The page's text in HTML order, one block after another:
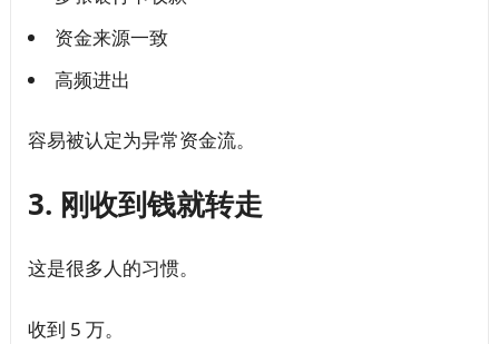
资金来源一致
高频进出
容易被认定为异常资金流。
3. 刚收到钱就转走
这是很多人的习惯。
收到 5 万。